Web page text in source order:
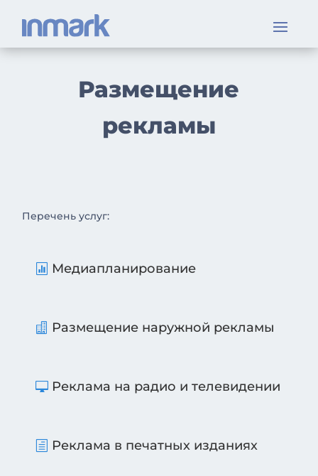
Размещение
рекламы
Перечень услуг:
Медиапланирование
Размещение наружной рекламы
Реклама на радио и телевидении
Реклама в печатных изданиях